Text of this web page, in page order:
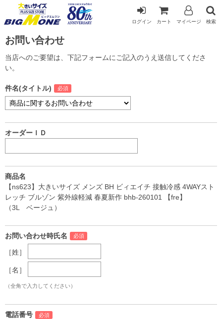
ログイン カート マイページ 検索
お問い合わせ
当店へのご要望は、下記フォームにご記入のうえ送信してくださ
い。
件名(タイトル)
オーダーＩＤ
商品名
【ns623】大きいサイズ メンズ BH ビィエイチ 接触冷感 4WAYスト
レッチ ブルゾン 紫外線軽減 春夏新作 bhb-260101 【fre】
（3L ベージュ）
お問い合わせ時氏名
［姓］
［名］
（全角で入力してください）
電話番号